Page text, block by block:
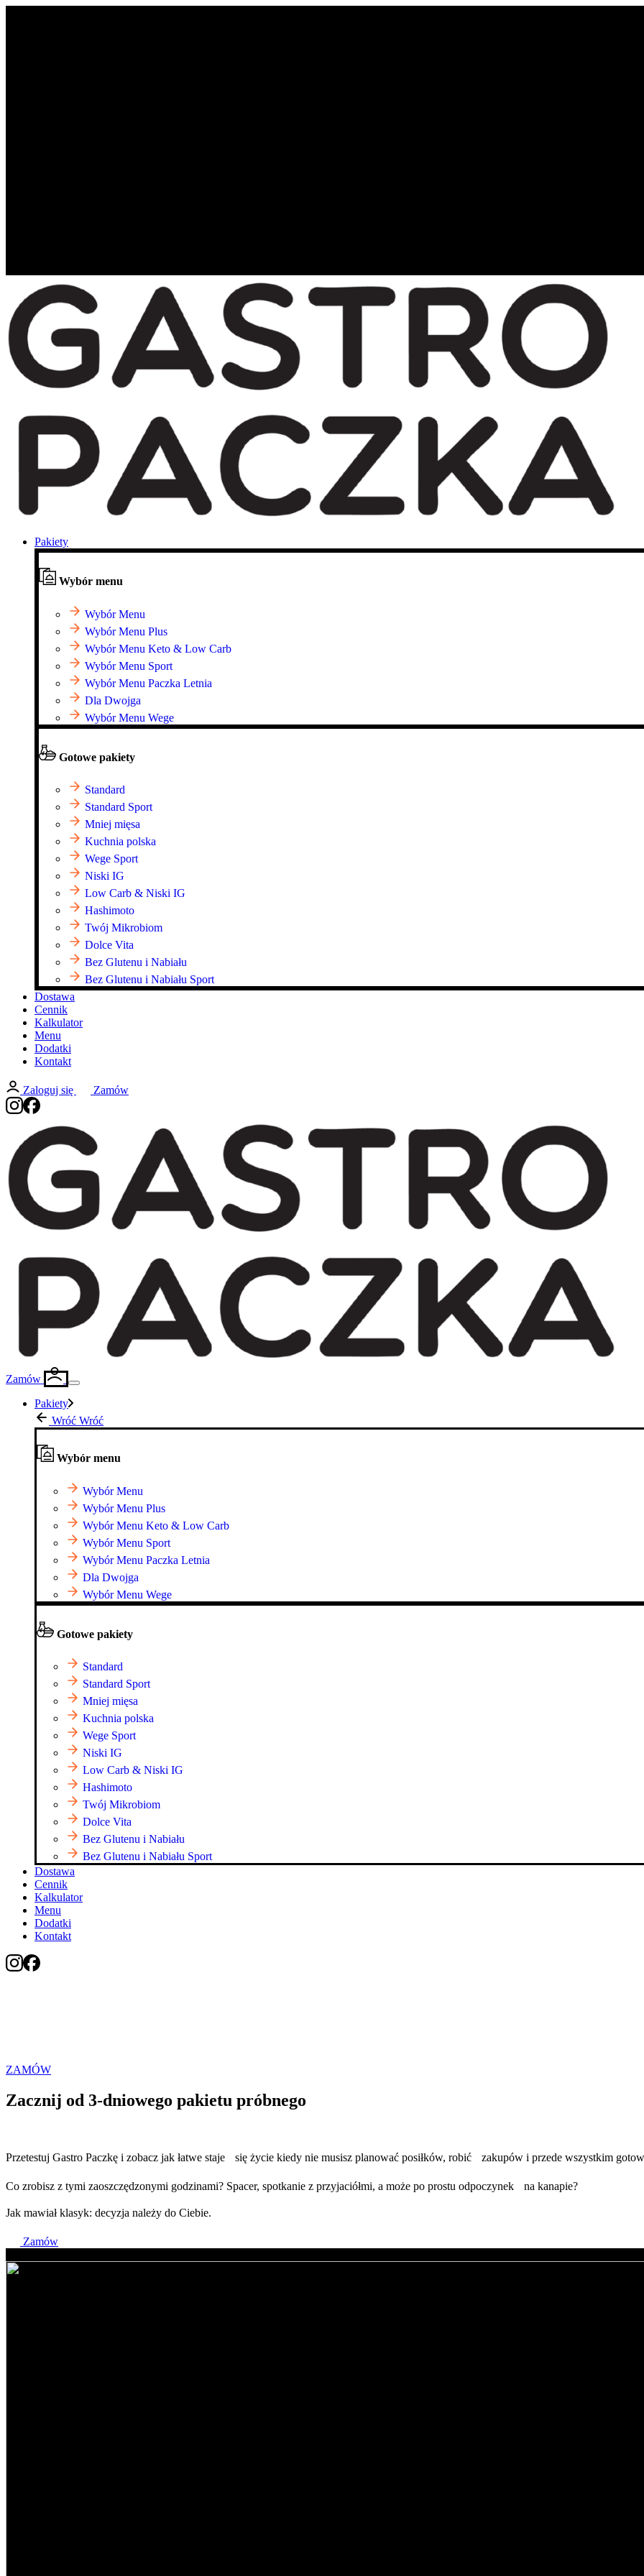
Pakiety
Wybór menu
Wybór Menu
Wybór Menu Plus
Wybór Menu Keto & Low Carb
Wybór Menu Sport
Wybór Menu Paczka Letnia
Dla Dwojga
Wybór Menu Wege
Gotowe pakiety
Standard
Standard Sport
Mniej mięsa
Kuchnia polska
Wege Sport
Niski IG
Low Carb & Niski IG
Hashimoto
Twój Mikrobiom
Dolce Vita
Bez Glutenu i Nabiału
Bez Glutenu i Nabiału Sport
Dostawa
Cennik
Kalkulator
Menu
Dodatki
Kontakt
Zaloguj się Zamów
Zamów
Pakiety
Wróć Wróć
Wybór menu
Wybór Menu
Wybór Menu Plus
Wybór Menu Keto & Low Carb
Wybór Menu Sport
Wybór Menu Paczka Letnia
Dla Dwojga
Wybór Menu Wege
Gotowe pakiety
Standard
Standard Sport
Mniej mięsa
Kuchnia polska
Wege Sport
Niski IG
Low Carb & Niski IG
Hashimoto
Twój Mikrobiom
Dolce Vita
Bez Glutenu i Nabiału
Bez Glutenu i Nabiału Sport
Dostawa
Cennik
Kalkulator
Menu
Dodatki
Kontakt
ZAMÓW
Zacznij od 3-dniowego pakietu próbnego
Przetestuj Gastro Paczkę i zobacz jak łatwe staje się życie kiedy nie musisz planować posiłków, robić zakupów i przede wszystkim
Co zrobisz z tymi zaoszczędzonymi godzinami? Spacer, spotkanie z przyjaciółmi, a może po prostu odpoczynek na kanapie?
Jak mawiał klasyk: decyzja należy do Ciebie.
Zamów